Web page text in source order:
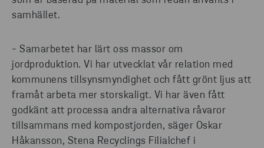
samhället.
- Samarbetet har lärt oss massor om
jordproduktion. Vi har utvecklat vår relation med
kommunens tillsynsmyndighet och fått grönt ljus att
framåt arbeta mer storskaligt. Vi har även fått
godkänt att processa andra alternativa råvaror
tillsammans med kompostjorden, säger Oskar
Håkansson, Stena Recyclings Filialchef i